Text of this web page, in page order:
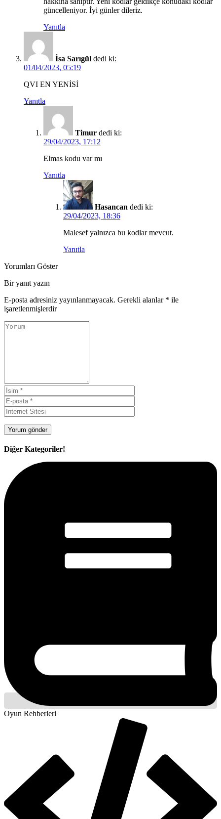
güncelleniyor. İyi günler dileriz.
Yanıtla
İsa Sarıgül dedi ki:
01/04/2023, 05:19
QVI EN YENİSİ
Yanıtla
Timur dedi ki:
29/04/2023, 17:12
Elmas kodu var mı
Yanıtla
Hasancan dedi ki:
29/04/2023, 18:36
Malesef yalnızca bu kodlar mevcut.
Yanıtla
Yorumları Göster
Bir yanıt yazın
E-posta adresiniz yayınlanmayacak. Gerekli alanlar * ile
işaretlenmişlerdir
Diğer Kategoriler!
Oyun Rehberleri